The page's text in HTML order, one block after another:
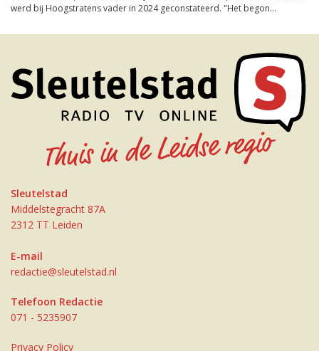
werd bij Hoogstratens vader in 2024 geconstateerd. "Het begon...
Sleutelstad
Middelstegracht 87A
2312 TT Leiden
E-mail
redactie@sleutelstad.nl
Telefoon Redactie
071 - 5235907
Privacy Policy